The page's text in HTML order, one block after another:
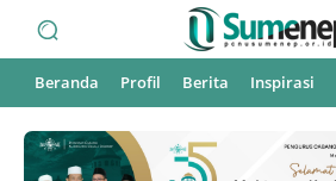
Beranda Profil Berita Inspirasi